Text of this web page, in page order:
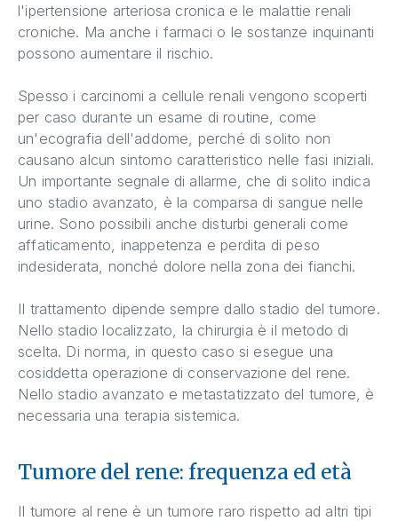
l'ipertensione arteriosa cronica e le malattie renali
croniche. Ma anche i farmaci o le sostanze inquinanti
possono aumentare il rischio.
Spesso i carcinomi a cellule renali vengono scoperti
per caso durante un esame di routine, come
un'ecografia dell'addome, perché di solito non
causano alcun sintomo caratteristico nelle fasi iniziali.
Un importante segnale di allarme, che di solito indica
uno stadio avanzato, è la comparsa di sangue nelle
urine. Sono possibili anche disturbi generali come
affaticamento, inappetenza e perdita di peso
indesiderata, nonché dolore nella zona dei fianchi.
Il trattamento dipende sempre dallo stadio del tumore.
Nello stadio localizzato, la chirurgia è il metodo di
scelta. Di norma, in questo caso si esegue una
cosiddetta operazione di conservazione del rene.
Nello stadio avanzato e metastatizzato del tumore, è
necessaria una terapia sistemica.
Tumore del rene: frequenza ed età
Il tumore al rene è un tumore raro rispetto ad altri tipi